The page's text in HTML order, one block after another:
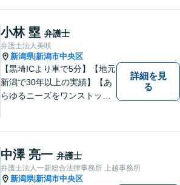
語も丁寧に解説いたします。
個人の方も法人の方も、お気
軽にご相談ください。
小林 塁 弁護士
弁護士法人美咲
新潟県|新潟市中央区
【黒埼ICより車で5分】【地元
新潟で30年以上の実績】【あ
らゆるニーズをワンストップ
れを実現できるよう、最大限
の努力をいたします。
詳細を見
る
中澤 亮一 弁護士
弁護士法人一新総合法律事務所 上越事務所
新潟県|新潟市中央区